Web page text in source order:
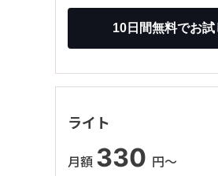
ライト
月額 330 円〜